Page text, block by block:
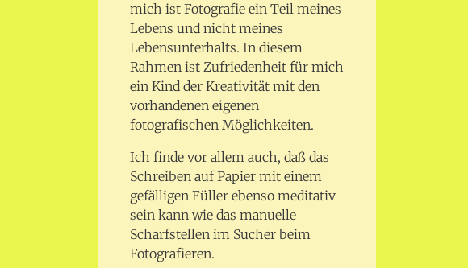
mich ist Fotografie ein Teil meines
Lebens und nicht meines
Lebensunterhalts. In diesem
Rahmen ist Zufriedenheit für mich
ein Kind der Kreativität mit den
vorhandenen eigenen
fotografischen Möglichkeiten.
Ich finde vor allem auch, daß das
Schreiben auf Papier mit einem
gefälligen Füller ebenso meditativ
sein kann wie das manuelle
Scharfstellen im Sucher beim
Fotografieren.